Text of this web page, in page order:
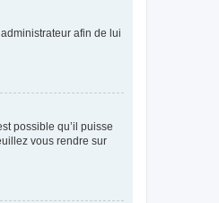
afin de lui
possible qu’il puisse
vous rendre sur